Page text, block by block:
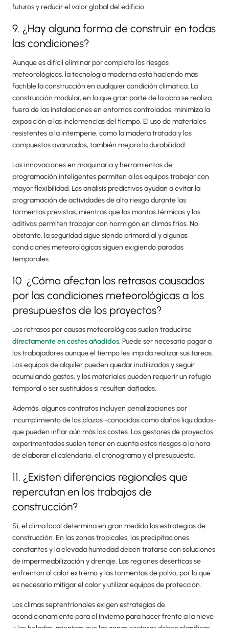
futuros y reducir el valor global del edificio.
9. ¿Hay alguna forma de construir en todas
las condiciones?
Aunque es difícil eliminar por completo los riesgos
meteorológicos, la tecnología moderna está haciendo más
factible la construcción en cualquier condición climática. La
construcción modular, en la que gran parte de la obra se realiza
fuera de las instalaciones en entornos controlados, minimiza la
exposición a las inclemencias del tiempo. El uso de materiales
resistentes a la intemperie, como la madera tratada y los
compuestos avanzados, también mejora la durabilidad.
Las innovaciones en maquinaria y herramientas de
programación inteligentes permiten a los equipos trabajar con
mayor flexibilidad. Los análisis predictivos ayudan a evitar la
programación de actividades de alto riesgo durante las
tormentas previstas, mientras que las mantas térmicas y los
aditivos permiten trabajar con hormigón en climas fríos. No
obstante, la seguridad sigue siendo primordial y algunas
condiciones meteorológicas siguen exigiendo paradas
temporales.
10. ¿Cómo afectan los retrasos causados
por las condiciones meteorológicas a los
presupuestos de los proyectos?
Los retrasos por causas meteorológicas suelen traducirse
directamente en costes añadidos. Puede ser necesario pagar a
los trabajadores aunque el tiempo les impida realizar sus tareas.
Los equipos de alquiler pueden quedar inutilizados y seguir
acumulando gastos, y los materiales pueden requerir un refugio
temporal o ser sustituidos si resultan dañados.
Además, algunos contratos incluyen penalizaciones por
incumplimiento de los plazos -conocidas como daños liquidados-
que pueden inflar aún más los costes. Los gestores de proyectos
experimentados suelen tener en cuenta estos riesgos a la hora
de elaborar el calendario, el cronograma y el presupuesto.
11. ¿Existen diferencias regionales que
repercutan en los trabajos de
construcción?
Sí, el clima local determina en gran medida las estrategias de
construcción. En las zonas tropicales, las precipitaciones
constantes y la elevada humedad deben tratarse con soluciones
de impermeabilización y drenaje. Las regiones desérticas se
enfrentan al calor extremo y las tormentas de polvo, por lo que
es necesario mitigar el calor y utilizar equipos de protección.
Los climas septentrionales exigen estrategias de
acondicionamiento para el invierno para hacer frente a la nieve